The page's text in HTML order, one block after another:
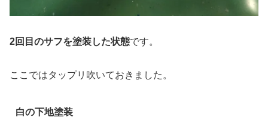
2回目のサフを塗装した状態です。
ここではタップリ吹いておきました。
白の下地塗装